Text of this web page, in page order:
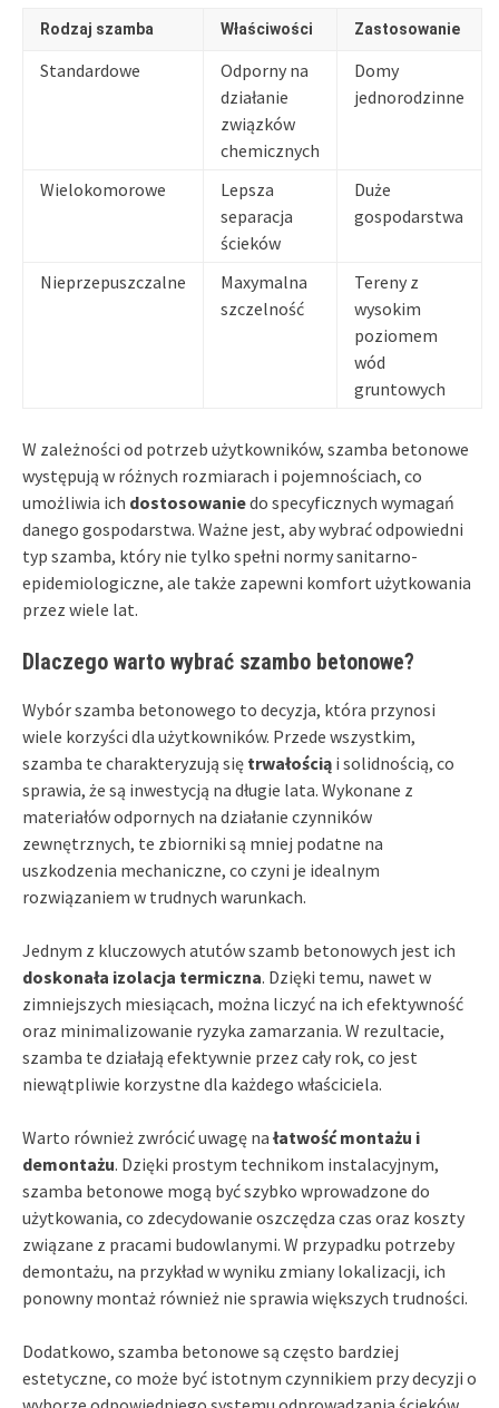
Rodzaj szamba Właściwości Zastosowanie
Standardowe
Odporny na
działanie
związków
chemicznych
Domy
jednorodzinne
Wielokomorowe
Lepsza
separacja
ścieków
Duże
gospodarstwa
Nieprzepuszczalne
Maxymalna
szczelność
Tereny z
wysokim
poziomem
wód
gruntowych
W zależności od potrzeb użytkowników, szamba betonowe
występują w różnych rozmiarach i pojemnościach, co
umożliwia ich dostosowaniedo specyficznych wymagań
danego gospodarstwa. Ważne jest, aby wybrać odpowiedni
typ szamba, który nie tylko spełni normy sanitarno-
epidemiologiczne, ale także zapewni komfort użytkowania
przez wiele lat.
Dlaczego warto wybrać szambo betonowe?
Wybór szamba betonowego to decyzja, która przynosi
wiele korzyści dla użytkowników. Przede wszystkim,
szamba te charakteryzują się trwałością i solidnością, co
sprawia, że są inwestycją na długie lata. Wykonane z
materiałów odpornych na działanie czynników
zewnętrznych, te zbiorniki są mniej podatne na
uszkodzenia mechaniczne, co czyni je idealnym
rozwiązaniem w trudnych warunkach.
Jednym z kluczowych atutów szamb betonowych jest ich
doskonała izolacja termiczna. Dzięki temu, nawet w
zimniejszych miesiącach, można liczyć na ich efektywność
oraz minimalizowanie ryzyka zamarzania. W rezultacie,
szamba te działają efektywnie przez cały rok, co jest
niewątpliwie korzystne dla każdego właściciela.
Warto również zwrócić uwagę na łatwość montażu i
demontażu. Dzięki prostym technikom instalacyjnym,
szamba betonowe mogą być szybko wprowadzone do
użytkowania, co zdecydowanie oszczędza czas oraz koszty
związane z pracami budowlanymi. W przypadku potrzeby
demontażu, na przykład w wyniku zmiany lokalizacji, ich
ponowny montaż również nie sprawia większych trudności.
Dodatkowo, szamba betonowe są często bardziej
estetyczne, co może być istotnym czynnikiem przy decyzji o